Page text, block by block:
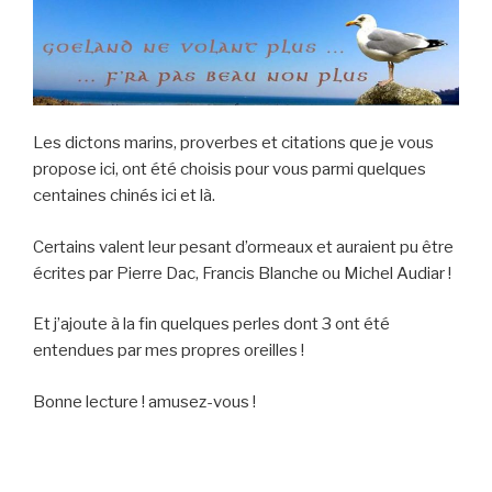
Les dictons marins, proverbes et citations que je vous
propose ici, ont été choisis pour vous parmi quelques
centaines chinés ici et là.
Certains valent leur pesant d’ormeaux et auraient pu être
écrites par Pierre Dac, Francis Blanche ou Michel Audiar !
Et j’ajoute à la fin quelques perles dont 3 ont été
entendues par mes propres oreilles !
Bonne lecture ! amusez-vous !